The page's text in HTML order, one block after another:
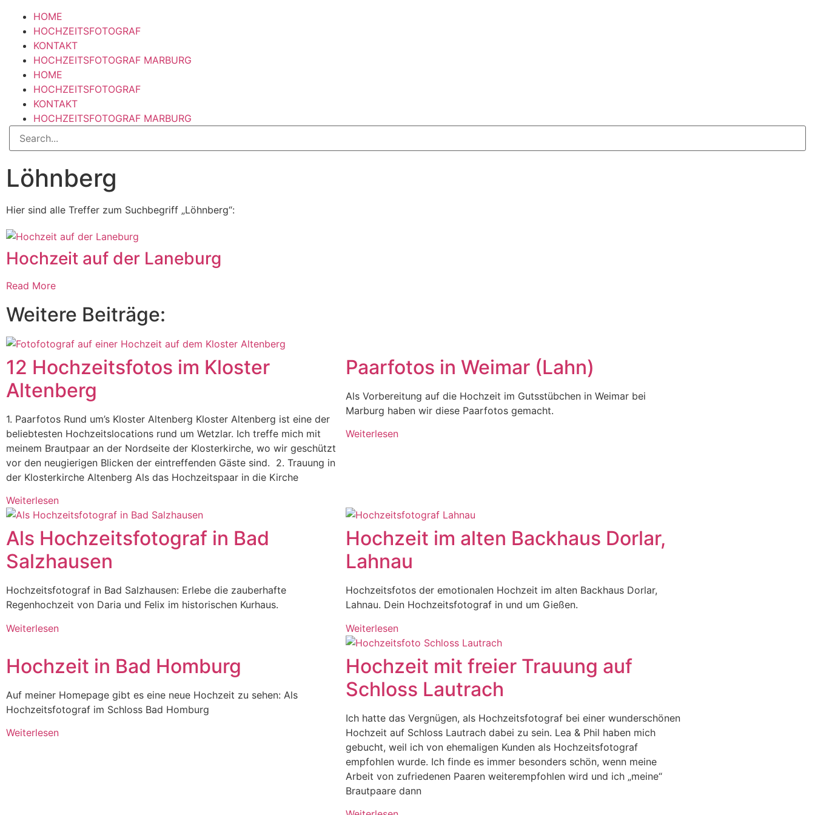
HOME
HOCHZEITSFOTOGRAF
KONTAKT
HOCHZEITSFOTOGRAF MARBURG
HOME
HOCHZEITSFOTOGRAF
KONTAKT
HOCHZEITSFOTOGRAF MARBURG
Löhnberg
Hier sind alle Treffer zum Suchbegriff „Löhnberg“:
Hochzeit auf der Laneburg
Read More
Weitere Beiträge:
12 Hochzeitsfotos im Kloster
Altenberg
1. Paarfotos Rund um’s Kloster Altenberg Kloster Altenberg ist eine der
beliebtesten Hochzeitslocations rund um Wetzlar. Ich treffe mich mit
meinem Brautpaar an der Nordseite der Klosterkirche, wo wir geschützt
vor den neugierigen Blicken der eintreffenden Gäste sind. 2. Trauung in
der Klosterkirche Altenberg Als das Hochzeitspaar in die Kirche
Weiterlesen
Paarfotos in Weimar (Lahn)
Als Vorbereitung auf die Hochzeit im Gutsstübchen in Weimar bei
Marburg haben wir diese Paarfotos gemacht.
Weiterlesen
Als Hochzeitsfotograf in Bad
Salzhausen
Hochzeitsfotograf in Bad Salzhausen: Erlebe die zauberhafte
Regenhochzeit von Daria und Felix im historischen Kurhaus.
Weiterlesen
Hochzeit im alten Backhaus Dorlar,
Lahnau
Hochzeitsfotos der emotionalen Hochzeit im alten Backhaus Dorlar,
Lahnau. Dein Hochzeitsfotograf in und um Gießen.
Weiterlesen
Hochzeit in Bad Homburg
Auf meiner Homepage gibt es eine neue Hochzeit zu sehen: Als
Hochzeitsfotograf im Schloss Bad Homburg
Weiterlesen
Hochzeit mit freier Trauung auf
Schloss Lautrach
Ich hatte das Vergnügen, als Hochzeitsfotograf bei einer wunderschönen
Hochzeit auf Schloss Lautrach dabei zu sein. Lea & Phil haben mich
gebucht, weil ich von ehemaligen Kunden als Hochzeitsfotograf
empfohlen wurde. Ich finde es immer besonders schön, wenn meine
Arbeit von zufriedenen Paaren weiterempfohlen wird und ich „meine“
Brautpaare dann